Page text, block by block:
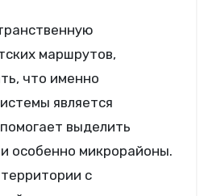
маршрутов,
что именно
является
выделить
особенно микрорайоны.
с